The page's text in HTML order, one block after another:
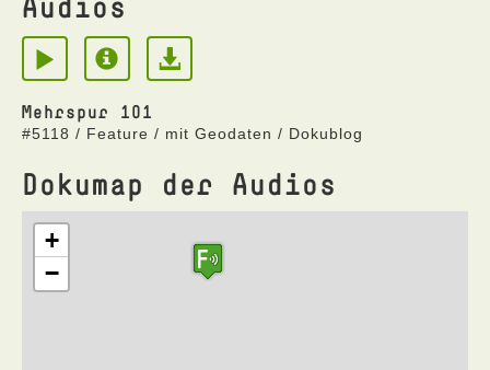
Mehrspur 101
#5118 / Feature / mit Geodaten / Dokublog
Dokumap der Audios